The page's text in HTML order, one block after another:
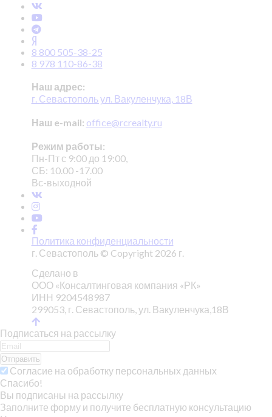
8 800 505-38-25
8 978 110-86-38
Наш адрес:
г. Севастополь ул. Вакуленчука, 18В
Наш e-mail: office@rcrealty.ru
Режим работы:
Пн-Пт с 9:00 до 19:00,
СБ: 10.00 -17.00
Вс-выходной
Политика конфиденциальности
г. Севастополь © Copyright 2026 г.
Сделано в
ООО «Консалтинговая компания «РК»
ИНН 9204548987
299053, г. Севастополь, ул. Вакуленчука,18В
Подписаться на рассылку
Отправить
Согласие на обработку персональных данных
Спасибо!
Вы подписаны на рассылку
Заполните форму и получите бесплатную консультацию